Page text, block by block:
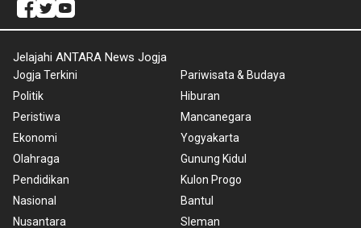
Jelajahi ANTARA News Jogja
Jogja Terkini
Politik
Peristiwa
Ekonomi
Olahraga
Pendidikan
Nasional
Nusantara
Pariwisata & Budaya
Hiburan
Mancanegara
Yogyakarta
Gunung Kidul
Kulon Progo
Bantul
Sleman